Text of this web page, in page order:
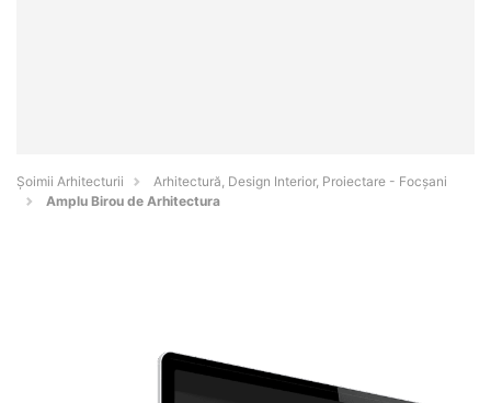
Șoimii Arhitecturii
Arhitectură, Design Interior, Proiectare - Focşani
Amplu Birou de Arhitectura